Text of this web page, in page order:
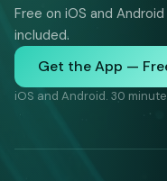
Free on iOS and
included.
Get the App —
iOS and Android. 30